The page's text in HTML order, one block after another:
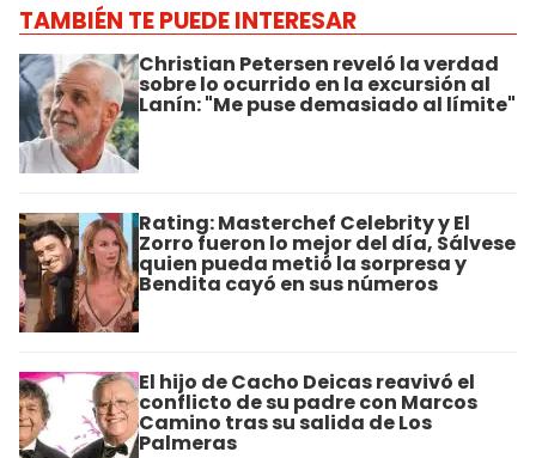
TAMBIÉN TE PUEDE INTERESAR
Christian Petersen reveló la verdad
sobre lo ocurrido en la excursión al
Lanín: "Me puse demasiado al límite"
Rating: Masterchef Celebrity y El
Zorro fueron lo mejor del día, Sálvese
quien pueda metió la sorpresa y
Bendita cayó en sus números
El hijo de Cacho Deicas reavivó el
conflicto de su padre con Marcos
Camino tras su salida de Los
Palmeras